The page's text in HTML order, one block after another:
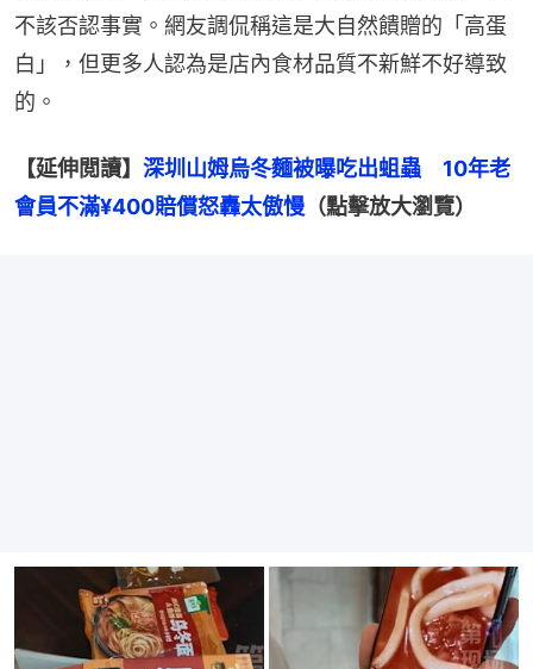
不該否認事實。網友調侃稱這是大自然饋贈的「高蛋
白」，但更多人認為是店內食材品質不新鮮不好導致
的。
【延伸閲讀】 深圳山姆烏冬麵被曝吃出蛆蟲　10年老
會員不滿¥400賠償怒轟太傲慢（點擊放大瀏覽）